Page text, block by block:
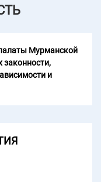
Мурманской
законности,
и